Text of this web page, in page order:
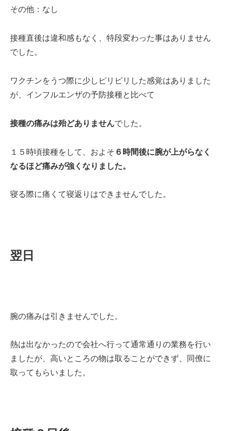
その他：なし
接種直後は違和感もなく、特段変わった事はありません
でした。
ワクチンをうつ際に少しピリピリした感覚はありました
が、インフルエンザの予防接種と比べて
接種の痛みは殆どありませんでした。
１５時頃接種をして、およそ ６時間後に腕が上がらなく
なるほど痛みが強くなりました。
寝る際に痛くて寝返りはできませんでした。
翌日
腕の痛みは引きませんでした。
熱は出なかったので会社へ行って通常通りの業務を行い
ましたが、高いところの物は取ることができず、同僚に
取ってもらいました。